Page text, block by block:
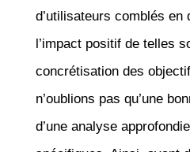
d’utilisateurs comblés en
l’impact positif de telles
concrétisation des
n’oublions pas qu’une
d’une analyse